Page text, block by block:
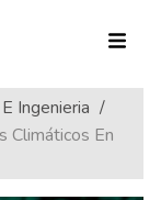
Ingenieria
Climáticos En